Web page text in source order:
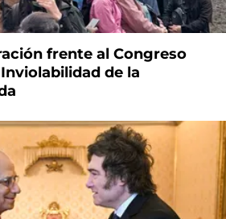
frente al Congreso
de la